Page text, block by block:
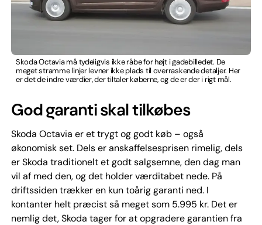
Skoda Octavia må tydeligvis ikke råbe for højt i gadebilledet. De
meget stramme linjer levner ikke plads til overraskende detaljer. Her
er det de indre værdier, der tiltaler køberne, og de er der i rigt mål.
God garanti skal tilkøbes
Skoda Octavia er et trygt og godt køb – også
økonomisk set. Dels er anskaffelsesprisen rimelig, dels
er Skoda traditionelt et godt salgsemne, den dag man
vil af med den, og det holder værditabet nede. På
driftssiden trækker en kun toårig garanti ned. I
kontanter helt præcist så meget som 5.995 kr. Det er
nemlig det, Skoda tager for at opgradere garantien fra